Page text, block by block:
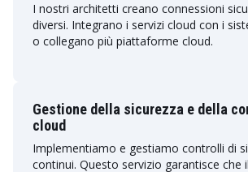
I nostri architetti creano connessioni
diversi. Integrano i servizi cloud con i
o collegano più piattaforme cloud.
Gestione della sicurezza e della
cloud
Implementiamo e gestiamo controlli di
continui. Questo servizio garantisce che